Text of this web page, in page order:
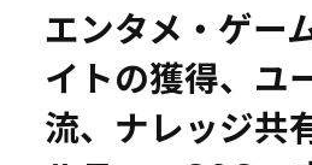
事例
エンタメ・ゲー
イトの獲得、ユ
流、ナレッジ共